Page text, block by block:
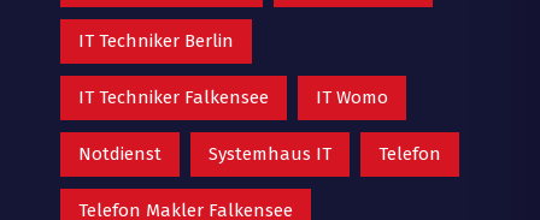
IT Techniker Berlin
IT Techniker Falkensee IT Womo
Notdienst Systemhaus IT Telefon
Telefon Makler Falkensee